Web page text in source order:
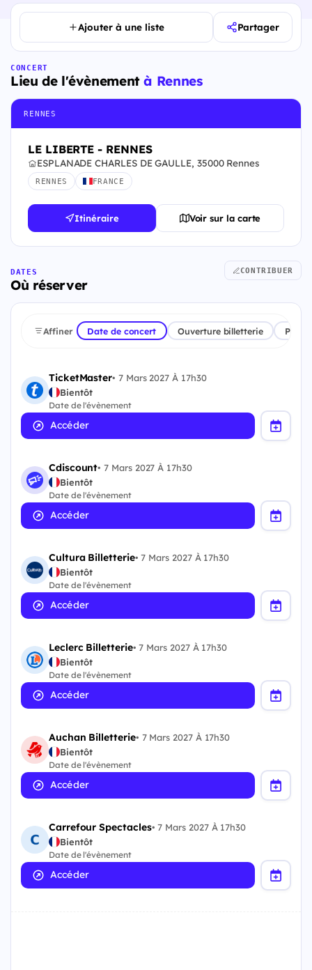
Ajouter à une liste Partager
CONCERT
Lieu de l'évènementà Rennes
RENNES
LE LIBERTE - RENNES
ESPLANADE CHARLES DE GAULLE, 35000 Rennes
RENNES FRANCE
Itinéraire Voir sur la carte
DATES
Où réserver
CONTRIBUER
Affiner Date de concert Ouverture billetterie
TicketMaster• 7 Mars 2027 À 17h30
Bientôt
Date de l'évènement
Accéder
Cdiscount•7 Mars 2027 À 17h30
Bientôt
Date de l'évènement
Accéder
Cultura Billetterie•7 Mars 2027 À 17h30
Bientôt
Date de l'évènement
Accéder
Leclerc Billetterie•7 Mars 2027 À 17h30
Bientôt
Date de l'évènement
Accéder
Auchan Billetterie• 7 Mars 2027 À 17h30
Bientôt
Date de l'évènement
Accéder
Carrefour Spectacles•7 Mars 2027 À 17h30
Bientôt
Date de l'évènement
Accéder